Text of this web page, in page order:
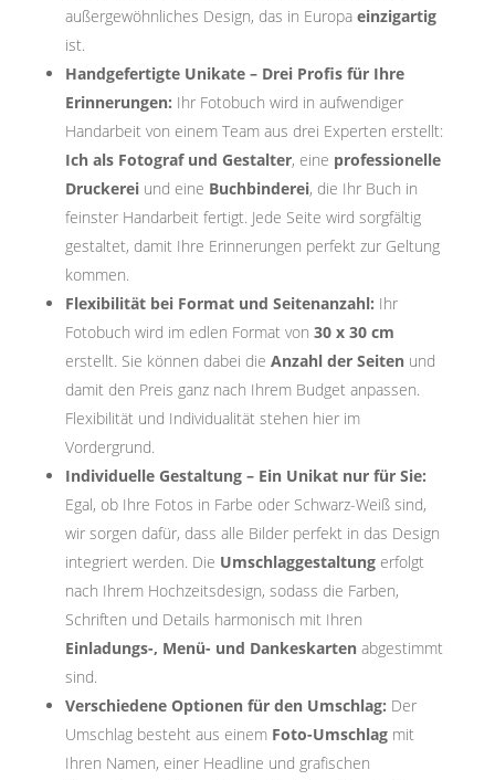
außergewöhnliches Design, das in Europa einzigartig
ist.
Handgefertigte Unikate – Drei Profis für Ihre
Erinnerungen: Ihr Fotobuch wird in aufwendiger
Handarbeit von einem Team aus drei Experten erstellt:
Ich als Fotograf und Gestalter, eine professionelle
Druckereiund eine Buchbinderei, die Ihr Buch in
feinster Handarbeit fertigt. Jede Seite wird sorgfältig
gestaltet, damit Ihre Erinnerungen perfekt zur Geltung
kommen.
Flexibilität bei Format und Seitenanzahl: Ihr
Fotobuch wird im edlen Format von 30 x 30 cm
erstellt. Sie können dabei die Anzahl der Seitenund
damit den Preis ganz nach Ihrem Budget anpassen.
Flexibilität und Individualität stehen hier im
Vordergrund.
Individuelle Gestaltung – Ein Unikat nur für Sie:
Egal, ob Ihre Fotos in Farbe oder Schwarz-Weiß sind,
wir sorgen dafür, dass alle Bilder perfekt in das Design
integriert werden. Die Umschlaggestaltungerfolgt
nach Ihrem Hochzeitsdesign, sodass die Farben,
Schriften und Details harmonisch mit Ihren
Einladungs-, Menü- und Dankeskartenabgestimmt
sind.
Verschiedene Optionen für den Umschlag: Der
Umschlag besteht aus einem Foto-Umschlag mit
Ihren Namen, einer Headline und grafischen